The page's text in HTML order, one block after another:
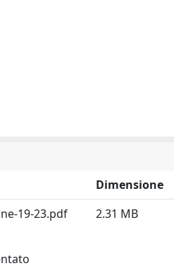
Dimensione
19-23.pdf
2.31 MB